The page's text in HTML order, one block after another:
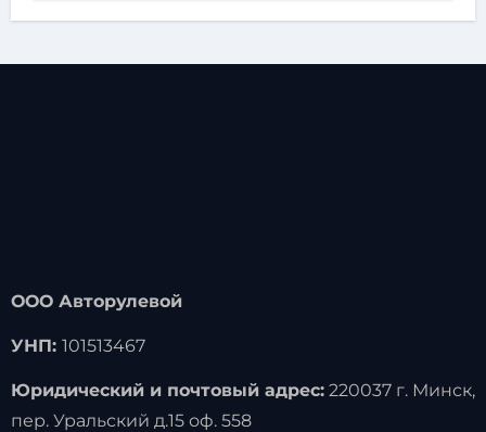
ООО Авторулевой
УНП: 101513467
Юридический и почтовый адрес:220037 г. Минск,
пер. Уральский д.15 оф. 558